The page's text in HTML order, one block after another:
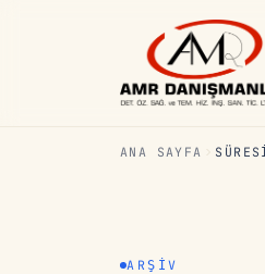
ANA SAYFA
ARŞIV